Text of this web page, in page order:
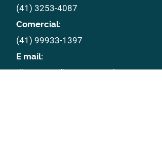
(41) 3253-4087
Comercial:
(41) 99933-1397
E mail:
disproau@disproau.com.br